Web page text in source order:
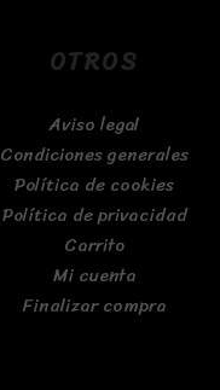
OTROS
Aviso legal
Condiciones generales
Política de cookies
Política de privacidad
Carrito
Mi cuenta
Finalizar compra